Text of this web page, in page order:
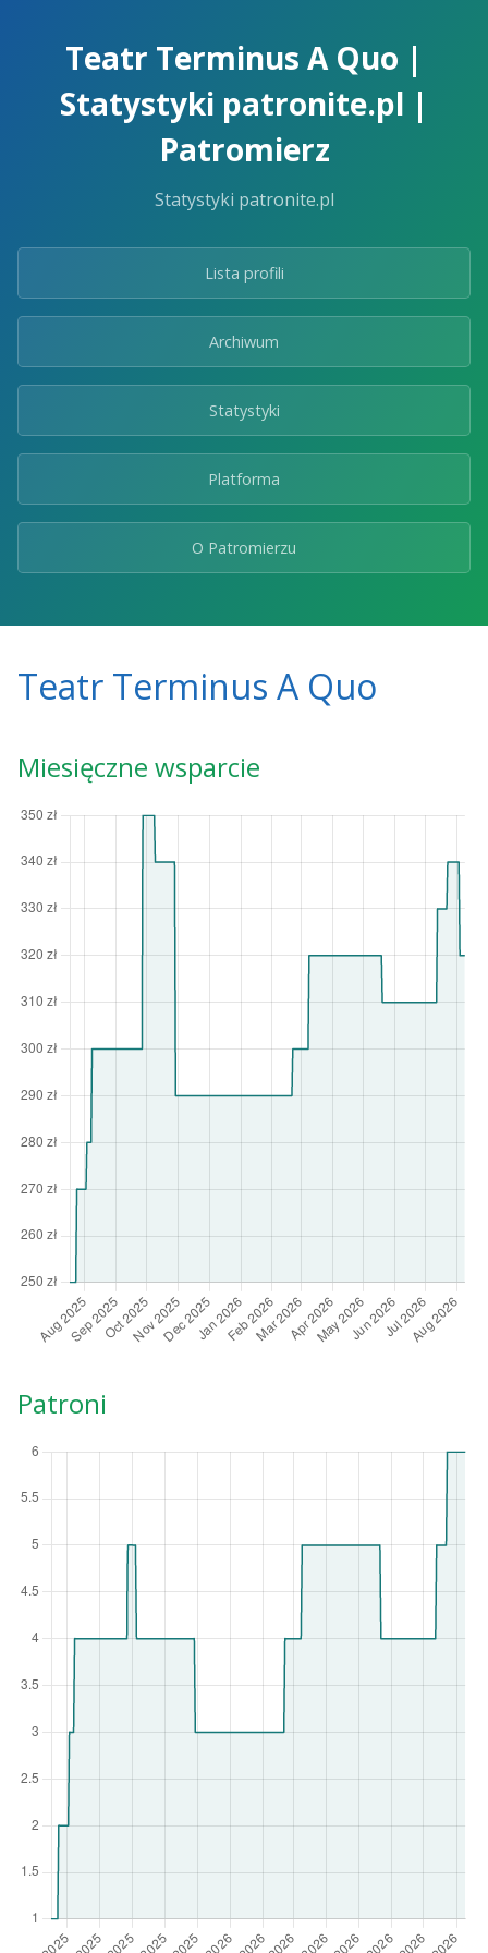
Teatr Terminus A Quo |
Statystyki patronite.pl |
Patromierz
Statystyki patronite.pl
Lista profili
Archiwum
Statystyki
Platforma
O Patromierzu
Teatr Terminus A Quo
Miesięczne wsparcie
Patroni